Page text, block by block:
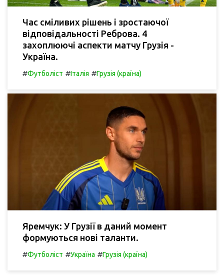
Час сміливих рішень і зростаючої
відповідальності Реброва. 4
захоплюючі аспекти матчу Грузія -
Україна.
#Футболіст #Італія #Грузія (країна)
Яремчук: У Грузії в даний момент
формуються нові таланти.
#Футболіст #Україна #Грузія (країна)